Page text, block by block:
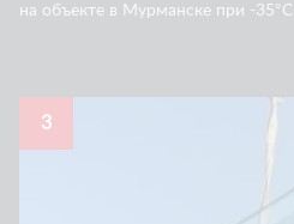
на объекте в Мурманске при -35°С
3